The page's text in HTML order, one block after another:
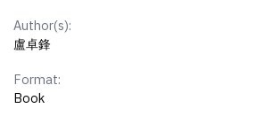
Author(s):
盧卓鋒
Format:
Book